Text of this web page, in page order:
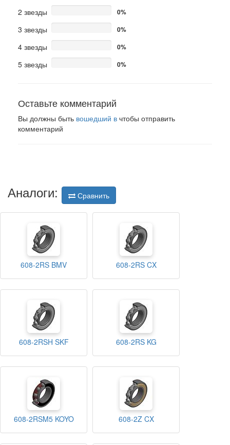
2 звезды 0%
3 звезды 0%
4 звезды 0%
5 звезды 0%
Оставьте комментарий
Вы должны быть вошедший в чтобы отправить
комментарий
Аналоги: Сравнить
608-2RS BMV 608-2RS CX
608-2RSH SKF 608-2RS KG
608-2RSM5 KOYO 608-2Z CX